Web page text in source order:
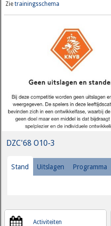
Zietrainingsschema
DZC'68 O10-3
Stand Uitslagen Programma
Activiteiten